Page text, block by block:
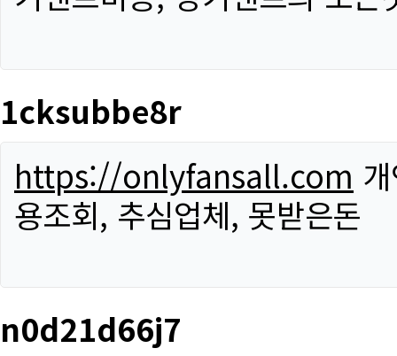
1cksubbe8r
https://onlyfansall.com
용조회, 추심업체, 못받은돈
n0d21d66j7